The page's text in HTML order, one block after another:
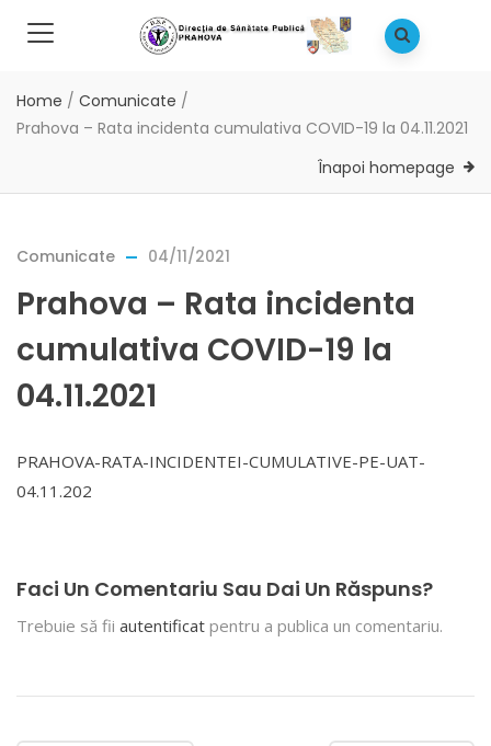
Home / Comunicate /
Prahova – Rata incidenta cumulativa COVID-19 la 04.11.2021
Înapoi homepage
Comunicate 04/11/2021
Prahova – Rata incidenta
cumulativa COVID-19 la
04.11.2021
PRAHOVA-RATA-INCIDENTEI-CUMULATIVE-PE-UAT-
04.11.202
Faci Un Comentariu Sau Dai Un Răspuns?
Trebuie să fii autentificat pentru a publica un comentariu.